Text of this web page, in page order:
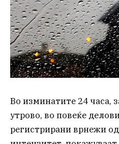
Во изминатите 24 часа,
утрово, во повеќе
регистрирани врнежи